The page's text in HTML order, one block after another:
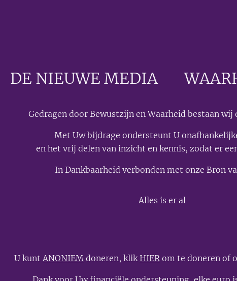
DE NIEUWE MEDIA🟣
Gedragen door Bewustzijn en Waarheid bestaan wij
Met Uw bijdrage ondersteunt U
en het vrij delen van inzicht en kennis, zodat er
In Dankbaarheid verbonden met onze Bron
Alles is er al
U kuntANONIEM doneren, klik HIER om te doneren of